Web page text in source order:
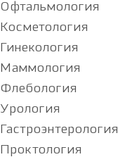
Офтальмология
Косметология
Гинекология
Маммология
Флебология
Урология
Гастроэнтерология
Проктология